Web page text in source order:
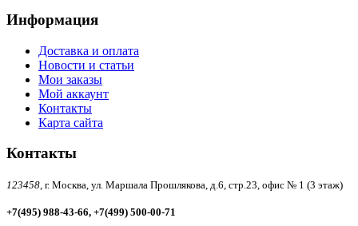
Информация
Доставка и оплата
Новости и статьи
Мои заказы
Мой аккаунт
Контакты
Карта сайта
Контакты
123458, г. Москва, ул. Маршала Прошлякова, д.6, стр.23, офис № 1 (3 этаж)
+7(495) 988-43-66, +7(499) 500-00-71